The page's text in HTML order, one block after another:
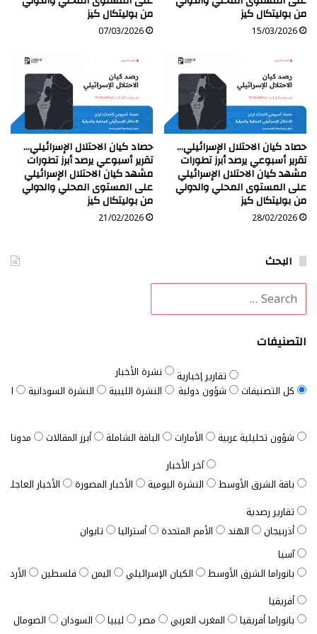
من بوليتكال كيز
15/03/2026
من بوليتكال كيز
07/03/2026
حصاد كيان الاحتلال الإسرائيلي…
تقرير أسبوعي يرصد أبرز تطورات
مشهد كيان الاحتلال الإسرائيلي
على المستوى المحلي والدولي
من بوليتكال كيز
28/02/2026
حصاد كيان الاحتلال الإسرائيلي…
تقرير أسبوعي يرصد أبرز تطورات
مشهد كيان الاحتلال الإسرائيلي
على المستوى المحلي والدولي
من بوليتكال كيز
21/02/2026
البحث
التصنيفات
كل التصنيفات
تقارير إخبارية
شؤون دولية
نشرة الأخبار
النشرة الليبية
النشرة السودانية
شؤون تحليلية عربية الأمارات الباقة الشاملة أبرز المقالات مدونات
باقة الشرق الأوسط
آخر الأخبار
النشرة اليومية
الأخبار المصورة
الأخبار العاجلة
تقارير رصدية
أذربيجان
الهند الأمم المتحدة أستراليا
تايوان
آسيا
بانوراما الشرق الأوسط
الكيان الإسرائيلي اليمن فلسطين
الأردن
أفريقيا
بانوراما أفريقيا
المغرب العربي مصر ليبيا السودان الصومال